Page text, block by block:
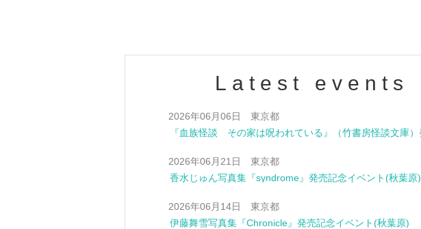
Latest events
2026年06月06日 東京都
2026年06月21日 東京都
香水じゅん写真集『syndrome』発売記念イベント(秋葉原)
2026年06月14日 東京都
伊藤舞雪写真集『Chronicle』発売記念イベント(秋葉原)